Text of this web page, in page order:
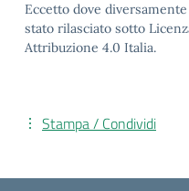
Eccetto dove
stato rilasciato sotto
Attribuzione 4.0 Italia.
Stampa / Condividi